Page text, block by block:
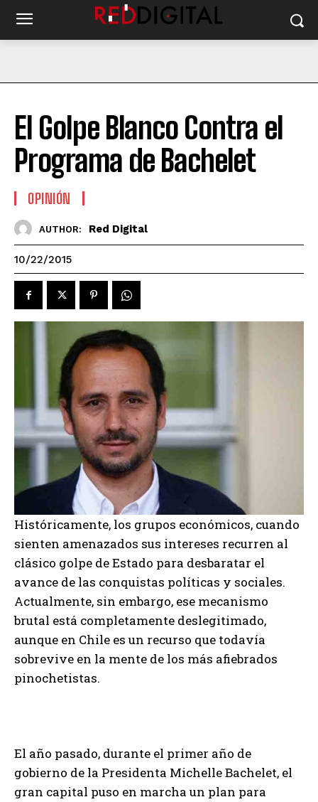
El Golpe Blanco Contra el
Programa de Bachelet
OPINIÓN
AUTHOR: Red Digital
10/22/2015
Históricamente, los grupos económicos, cuando
sienten amenazados sus intereses recurren al
clásico golpe de Estado para desbaratar el
avance de las conquistas políticas y sociales.
Actualmente, sin embargo, ese mecanismo
brutal está completamente deslegitimado,
aunque en Chile es un recurso que todavía
sobrevive en la mente de los más afiebrados
pinochetistas.
El año pasado, durante el primer año de
gobierno de la Presidenta Michelle Bachelet, el
gran capital puso en marcha un plan para